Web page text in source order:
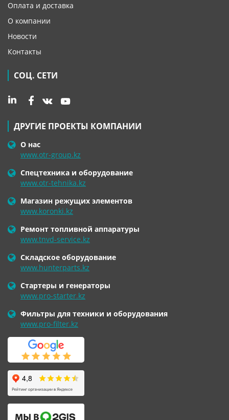
Оплата и доставка
О компании
Новости
Контакты
СОЦ. СЕТИ
ДРУГИЕ ПРОЕКТЫ КОМПАНИИ
О нас
www.otr-group.kz
Спецтехника и оборудование
www.otr-tehnika.kz
Магазин режущих элементов
www.koronki.kz
Ремонт топливной аппаратуры
www.tnvd-service.kz
Складское оборудование
www.hunterparts.kz
Стартеры и генераторы
www.pro-starter.kz
Фильтры для техники и оборудования
www.pro-filter.kz